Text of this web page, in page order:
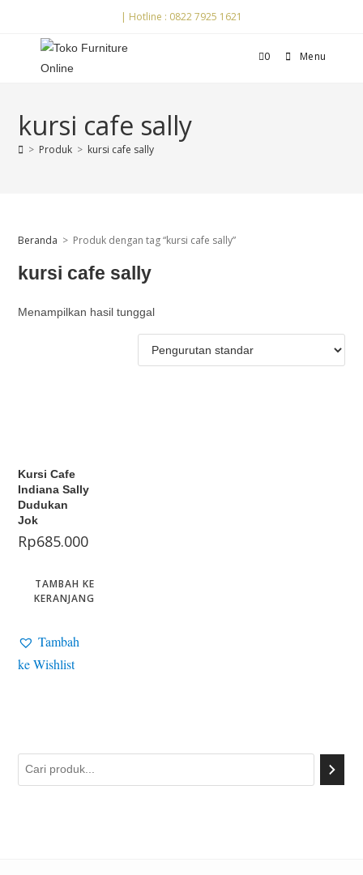
| Hotline : 0822 7925 1621
0 Menu
kursi cafe sally
> Produk > kursi cafe sally
Beranda > Produk dengan tag “kursi cafe sally”
kursi cafe sally
Menampilkan hasil tunggal
Kursi Cafe
Indiana Sally
Dudukan
Jok
Rp685.000
TAMBAH KE
KERANJANG
Tambah
ke Wishlist